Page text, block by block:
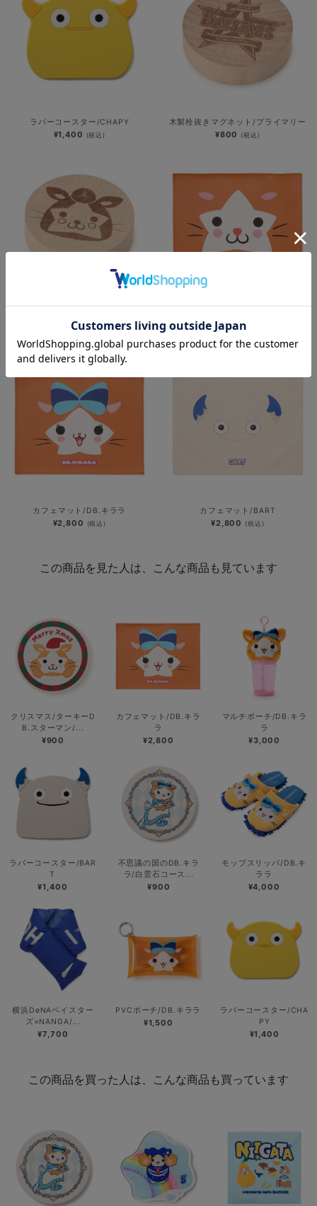
ラバーコースター/CHAPY
¥1,400 (税込)
木製栓抜きマグネット/プライマリー
¥800 (税込)
ン
¥2,800(税込)
カフェマット/DB.キララ
¥2,800 (税込)
カフェマット/BART
¥2,800 (税込)
この商品を見た人は、こんな商品も見ています
クリスマス/ターキーD
B.スターマン/...
¥900
カフェマット/DB.キラ
ラ
¥2,800
マルチポーチ/DB.キラ
ラ
¥3,000
ラバーコースター/BAR
T
¥1,400
不思議の国のDB.キラ
ラ/白雲石コース...
¥900
モップスリッパ/DB.キ
ララ
¥4,000
横浜DeNAベイスター
ズ×NANGA/...
¥7,700
PVCポーチ/DB.キララ
¥1,500
ラバーコースター/CHA
PY
¥1,400
この商品を買った人は、こんな商品も買っています